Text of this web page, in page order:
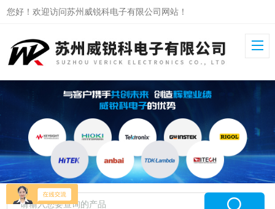
您好！欢迎访问苏州威锐科电子有限公司网站！